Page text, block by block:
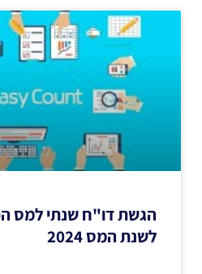
הגשת דו"ח שנתי למס
לשנת המס 2024